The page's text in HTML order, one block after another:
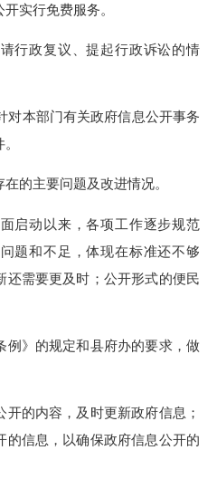
实行免费服务。
政复议、提起行政诉讼的情
本部门有关政府信息公开事务
主要问题及改进情况。
动以来，各项工作逐步规范
题和不足，体现在标准还不够
还需要更及时；公开形式的便民
》的规定和县府办的要求，做
的内容，及时更新政府信息；
的信息，以确保政府信息公开的